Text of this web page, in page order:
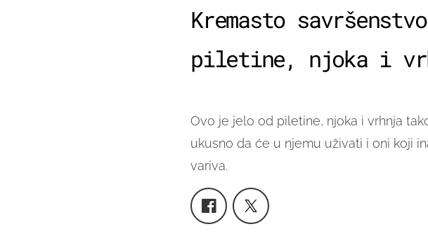
Kremasto
piletine, njoka i
Ovo je jelo od piletine, njoka i vrhnja
ukusno da će u njemu uživati i oni koji
variva.